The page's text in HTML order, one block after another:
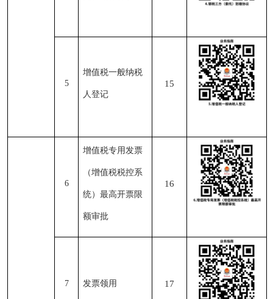
5
增值税一般纳税
人登记
15
6
增值税专用发票
（增值税税控系
统）最高开票限
额审批
16
7 发票领用 17